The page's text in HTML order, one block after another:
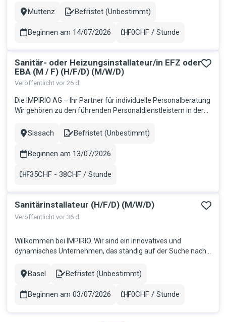
Teams unserer Kunden verstärken möchten. Wir glauben
bieten ihnen...
Stadt
Muttenz
Contract
Befristet (Unbestimmt)
Beginnen am 14/07/2026
Gehalt
0CHF / Stunde
Sanitär- oder Heizungsinstallateur/in EFZ oder
EBA (M / F) (H/F/D) (M/W/D)
Veröffentlicht vor 26 d.
Die IMPIRIO AG – Ihr Partner für individuelle Personalberatung
Wir gehören zu den führenden Personaldienstleistern in der
uns steht fest: Mitarbeiter sind der Schlüssel zum Erfolg.
Fähi...
Stadt
Sissach
Contract
Befristet (Unbestimmt)
Beginnen am 13/07/2026
Gehalt
35CHF - 38CHF / Stunde
Sanitärinstallateur (H/F/D) (M/W/D)
Veröffentlicht vor 36 d.
Willkommen bei IMPIRIO. Wir sind ein innovatives und
dynamisches Unternehmen, das ständig auf der Suche nach
Teams unserer Kunden verstärken möchten. Wir glauben
bieten ihnen...
Stadt
Basel
Contract
Befristet (Unbestimmt)
Beginnen am 03/07/2026
Gehalt
0CHF / Stunde